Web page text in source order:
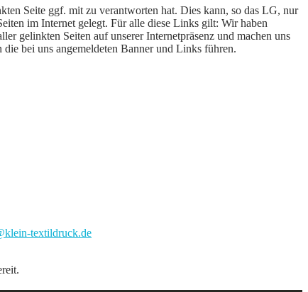
Seite ggf. mit zu verantworten hat. Dies kann, so das LG, nur
im Internet gelegt. Für alle diese Links gilt: Wir haben
gelinkten Seiten auf unserer Internetpräsenz und machen uns
bei uns angemeldeten Banner und Links führen.
textildruck.de